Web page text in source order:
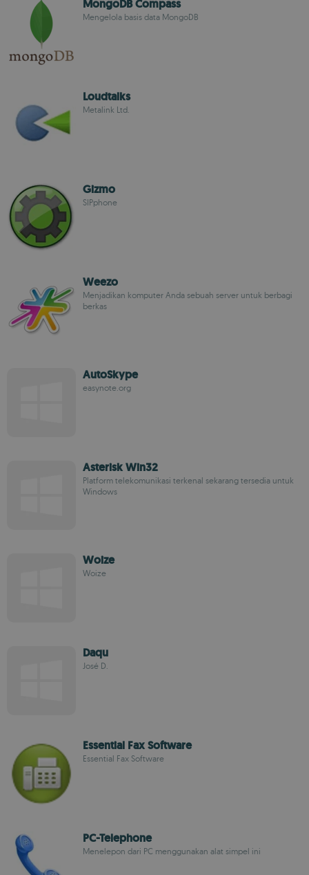
MongoDB Compass
Mengelola basis data MongoDB
Loudtalks
Metalink Ltd.
Gizmo
SIPphone
Weezo
Menjadikan komputer Anda sebuah server untuk berbagi
berkas
AutoSkype
easynote.org
Asterisk Win32
Platform telekomunikasi terkenal sekarang tersedia untuk
Windows
Woize
Woize
Daqu
José D.
Essential Fax Software
Essential Fax Software
PC-Telephone
Menelepon dari PC menggunakan alat simpel ini